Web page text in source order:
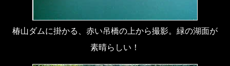
椿山ダムに掛かる、赤い吊橋の上から撮影。緑の湖面が
素晴らしい！